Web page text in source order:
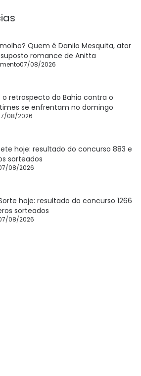
Quem é Danilo Mesquita, ator
romance de Anitta
07/08/2026
o retrospecto do Bahia contra o
se enfrentam no domingo
08/2026
hoje: resultado do concurso 883 e
sorteados
08/2026
hoje: resultado do concurso 1266
sorteados
08/2026